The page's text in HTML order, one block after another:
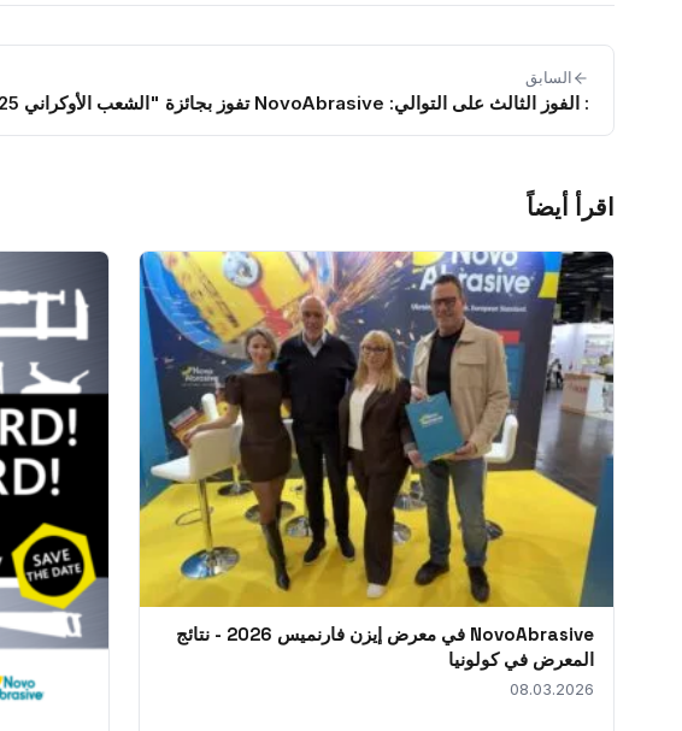
السابق
: الفوز الثالث على التوالي: NovoAbrasive تفوز بجائزة "الشعب الأوكراني 2025"
اقرأ أيضاً
NovoAbrasive في معرض إيزن فارنميس 2026 - نتائج
المعرض في كولونيا
08.03.2026